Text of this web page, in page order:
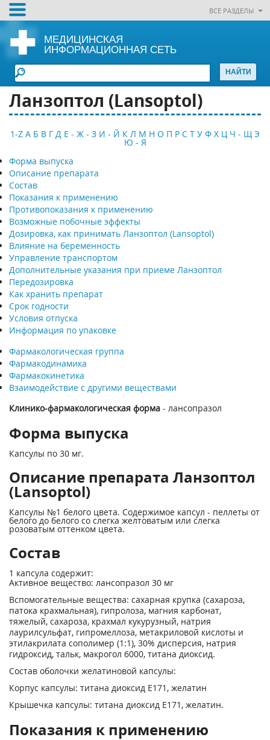
ВСЕ РАЗДЕЛЫ
МЕДИЦИНСКАЯ
ИНФОРМАЦИОННАЯ СЕТЬ
Ланзоптол (Lansoptol)
1-Z А Б В Г Д Е - Ж - З И - Й К Л М Н О П Р С Т У Ф Х Ц Ч - Щ Э
Ю - Я
Форма выпуска
Описание препарата
Состав
Показания к применению
Противопоказания к применению
Возможные побочные эффекты
Дозировка, как принимать Ланзоптол (Lansoptol)
Влияние на беременность
Управление транспортом
Дополнительные указания при приеме Ланзоптол
Передозировка
Как хранить препарат
Срок годности
Условия отпуска
Информация по упаковке
Фармакологическая группа
Фармакодинамика
Фармакокинетика
Взаимодействие с другими веществами
Клинико-фармакологическая форма - лансопразол
Форма выпуска
Капсулы по 30 мг.
Описание препарата Ланзоптол
(Lansoptol)
Капсулы №1 белого цвета. Содержимое капсул - пеллеты от
белого до белого со слегка желтоватым или слегка
розоватым оттенком цвета.
Состав
1 капсула содержит:
Активное вещество: лансопразол 30 мг
Вспомогательные вещества: сахарная крупка (сахароза,
патока крахмальная), гипролоза, магния карбонат,
тяжелый, сахароза, крахмал кукурузный, натрия
лаурилсульфат, гипромеллоза, метакриловой кислоты и
этилакрилата сополимер (1:1), 30% дисперсия, натрия
гидроксид, тальк, макрогол 6000, титана диоксид.
Состав оболочки желатиновой капсулы:
Корпус капсулы: титана диоксид Е171, желатин
Крышечка капсулы: титана диоксид Е171, желатин.
Показания к применению